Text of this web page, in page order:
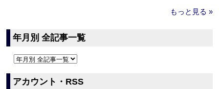
もっと見る »
年月別 全記事一覧
アカウント・RSS